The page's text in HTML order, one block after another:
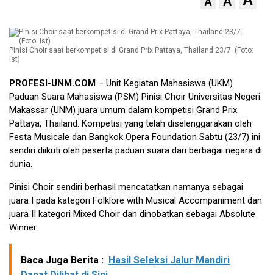
Pinisi Choir saat berkompetisi di Grand Prix Pattaya, Thailand 23/7. (Foto:
Ist)
PROFESI-UNM.COM – Unit Kegiatan Mahasiswa (UKM)
Paduan Suara Mahasiswa (PSM) Pinisi Choir Universitas Negeri
Makassar (UNM) juara umum dalam kompetisi Grand Prix
Pattaya, Thailand. Kompetisi yang telah diselenggarakan oleh
Festa Musicale dan Bangkok Opera Foundation Sabtu (23/7) ini
sendiri diikuti oleh peserta paduan suara dari berbagai negara di
dunia.
Pinisi Choir sendiri berhasil mencatatkan namanya sebagai
juara I pada kategori Folklore with Musical Accompaniment dan
juara II kategori Mixed Choir dan dinobatkan sebagai Absolute
Winner.
Baca Juga Berita : Hasil Seleksi Jalur Mandiri